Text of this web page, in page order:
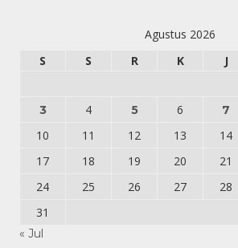
Agustus 2026
S
S R K J
3 4 5 6 7
10
11 12 13 14
17
18 19 20 21
24
25 26 27 28
31
« Jul